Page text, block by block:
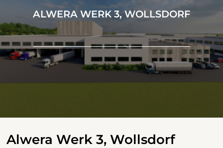
ALWERA WERK 3, WOLLSDORF
Alwera Werk 3, Wollsdorf